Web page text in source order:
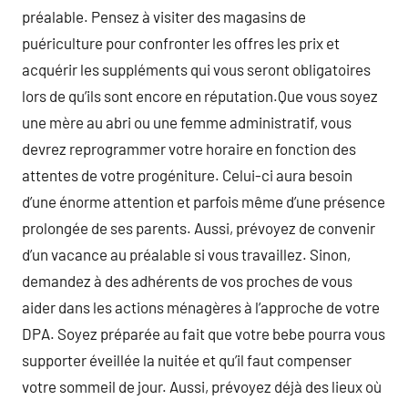
préalable. Pensez à visiter des magasins de
puériculture pour confronter les offres les prix et
acquérir les suppléments qui vous seront obligatoires
lors de qu’ils sont encore en réputation.Que vous soyez
une mère au abri ou une femme administratif, vous
devrez reprogrammer votre horaire en fonction des
attentes de votre progéniture. Celui-ci aura besoin
d’une énorme attention et parfois même d’une présence
prolongée de ses parents. Aussi, prévoyez de convenir
d’un vacance au préalable si vous travaillez. Sinon,
demandez à des adhérents de vos proches de vous
aider dans les actions ménagères à l’approche de votre
DPA. Soyez préparée au fait que votre bebe pourra vous
supporter éveillée la nuitée et qu’il faut compenser
votre sommeil de jour. Aussi, prévoyez déjà des lieux où